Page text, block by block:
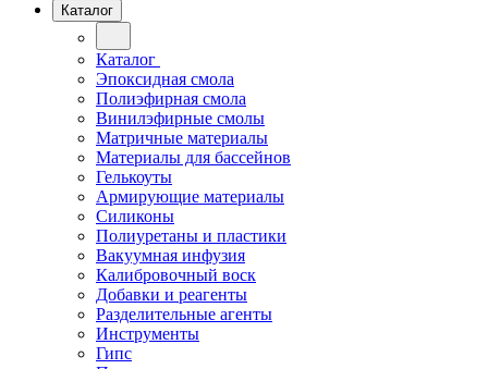
Каталог
Каталог
Эпоксидная смола
Полиэфирная смола
Винилэфирные смолы
Матричные материалы
Материалы для бассейнов
Гелькоуты
Армирующие материалы
Силиконы
Полиуретаны и пластики
Вакуумная инфузия
Калибровочный воск
Добавки и реагенты
Разделительные агенты
Инструменты
Гипс